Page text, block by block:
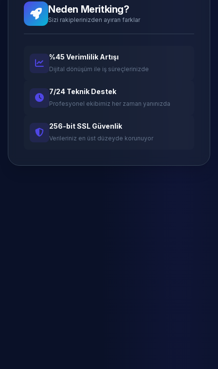
Neden Meritking?
Sizi rakiplerinizden ayıran farklar
%45 Verimlilik Artışı
Dijital dönüşüm ile iş süreçlerinizde
7/24 Teknik Destek
Profesyonel ekibimiz her zaman yanınızda
256-bit SSL Güvenlik
Verileriniz en üst düzeyde korunuyor